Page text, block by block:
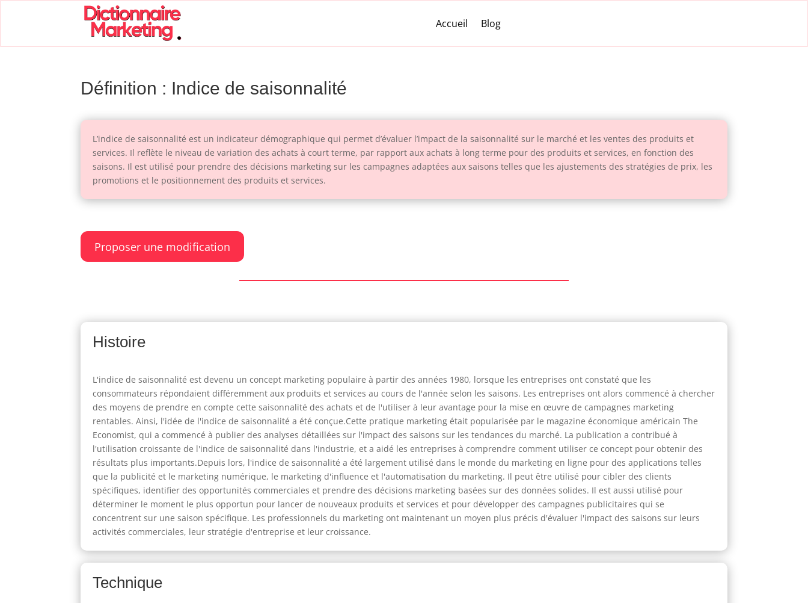
Accueil Blog
Définition : Indice de saisonnalité
L’indice de saisonnalité est un indicateur démographique qui permet d’évaluer l’impact de la saisonnalité sur le marché et les ventes des produits et
services. Il reflète le niveau de variation des achats à court terme, par rapport aux achats à long terme pour des produits et services, en fonction des
saisons. Il est utilisé pour prendre des décisions marketing sur les campagnes adaptées aux saisons telles que les ajustements des stratégies de prix, les
promotions et le positionnement des produits et services.
Proposer une modification
Histoire
L'indice de saisonnalité est devenu un concept marketing populaire à partir des années 1980, lorsque les entreprises ont constaté que les
consommateurs répondaient différemment aux produits et services au cours de l'année selon les saisons. Les entreprises ont alors commencé à chercher
des moyens de prendre en compte cette saisonnalité des achats et de l'utiliser à leur avantage pour la mise en œuvre de campagnes marketing
rentables. Ainsi, l'idée de l'indice de saisonnalité a été conçue.Cette pratique marketing était popularisée par le magazine économique américain The
Economist, qui a commencé à publier des analyses détaillées sur l'impact des saisons sur les tendances du marché. La publication a contribué à
l'utilisation croissante de l'indice de saisonnalité dans l'industrie, et a aidé les entreprises à comprendre comment utiliser ce concept pour obtenir des
résultats plus importants.Depuis lors, l'indice de saisonnalité a été largement utilisé dans le monde du marketing en ligne pour des applications telles
que la publicité et le marketing numérique, le marketing d'influence et l'automatisation du marketing. Il peut être utilisé pour cibler des clients
spécifiques, identifier des opportunités commerciales et prendre des décisions marketing basées sur des données solides. Il est aussi utilisé pour
déterminer le moment le plus opportun pour lancer de nouveaux produits et services et pour développer des campagnes publicitaires qui se
concentrent sur une saison spécifique. Les professionnels du marketing ont maintenant un moyen plus précis d'évaluer l'impact des saisons sur leurs
activités commerciales, leur stratégie d'entreprise et leur croissance.
Technique